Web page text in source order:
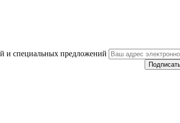
и специальных предложений